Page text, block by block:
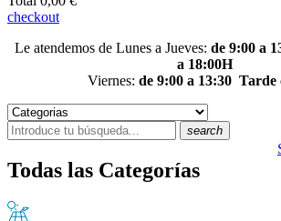
checkout
Le atendemos de Lunes a Jueves: de 9:00 a
a 18:00H
Viernes: de 9:00 a 13:30 Tarde
search
Todas las Categorías